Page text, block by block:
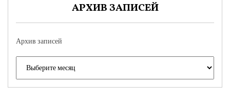
АРХИВ ЗАПИСЕЙ
Архив записей